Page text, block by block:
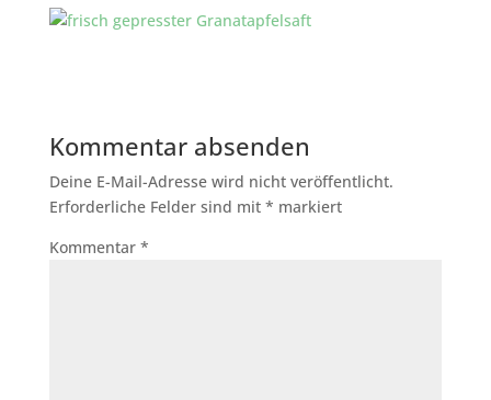
Kommentar absenden
Deine E-Mail-Adresse wird nicht veröffentlicht.
Erforderliche Felder sind mit * markiert
Kommentar *